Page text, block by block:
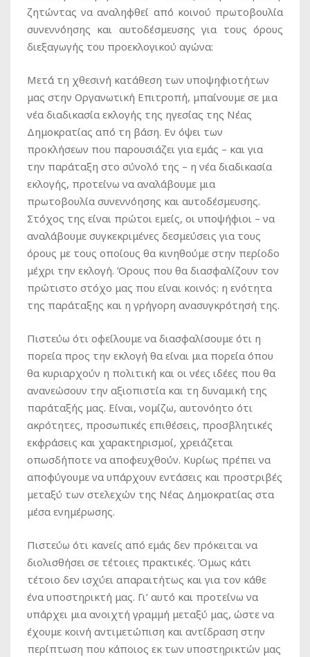
ζητώντας να αναληφθεί από κοινού πρωτοβουλία
συνεννόησης και αυτοδέσμευσης για τους όρους
διεξαγωγής του προεκλογικού αγώνα:
Μετά τη χθεσινή κατάθεση των υποψηφιοτήτων
μας στην Οργανωτική Επιτροπή, μπαίνουμε σε μια
νέα διαδικασία εκλογής της ηγεσίας της Νέας
Δημοκρατίας από τη βάση. Εν όψει των
προκλήσεων που παρουσιάζει για εμάς – και για
την παράταξη στο σύνολό της – η νέα διαδικασία
εκλογής, προτείνω να αναλάβουμε μια
πρωτοβουλία συνεννόησης και αυτοδέσμευσης.
Στόχος της είναι πρώτοι εμείς, οι υποψήφιοι – να
αναλάβουμε συγκεκριμένες δεσμεύσεις για τους
όρους με τους οποίους θα κινηθούμε στην περίοδο
μέχρι την εκλογή. Όρους που θα διασφαλίζουν τον
πρώτιστο στόχο μας που είναι κοινός: η ενότητα
της παράταξης και η γρήγορη ανασυγκρότησή της.
Πιστεύω ότι οφείλουμε να διασφαλίσουμε ότι η
πορεία προς την εκλογή θα είναι μια πορεία όπου
θα κυριαρχούν η πολιτική και οι νέες ιδέες που θα
ανανεώσουν την αξιοπιστία και τη δυναμική της
παράταξής μας. Είναι, νομίζω, αυτονόητο ότι
ακρότητες, προσωπικές επιθέσεις, προσβλητικές
εκφράσεις και χαρακτηρισμοί, χρειάζεται
οπωσδήποτε να αποφευχθούν. Κυρίως πρέπει να
αποφύγουμε να υπάρχουν εντάσεις και προστριβές
μεταξύ των στελεχών της Νέας Δημοκρατίας στα
μέσα ενημέρωσης.
Πιστεύω ότι κανείς από εμάς δεν πρόκειται να
διολισθήσει σε τέτοιες πρακτικές. Όμως κάτι
τέτοιο δεν ισχύει απαραιτήτως και για τον κάθε
ένα υποστηρικτή μας. Γι’ αυτό και προτείνω να
υπάρχει μια ανοιχτή γραμμή μεταξύ μας, ώστε να
έχουμε κοινή αντιμετώπιση και αντίδραση στην
περίπτωση που κάποιος εκ των υποστηρικτών μας